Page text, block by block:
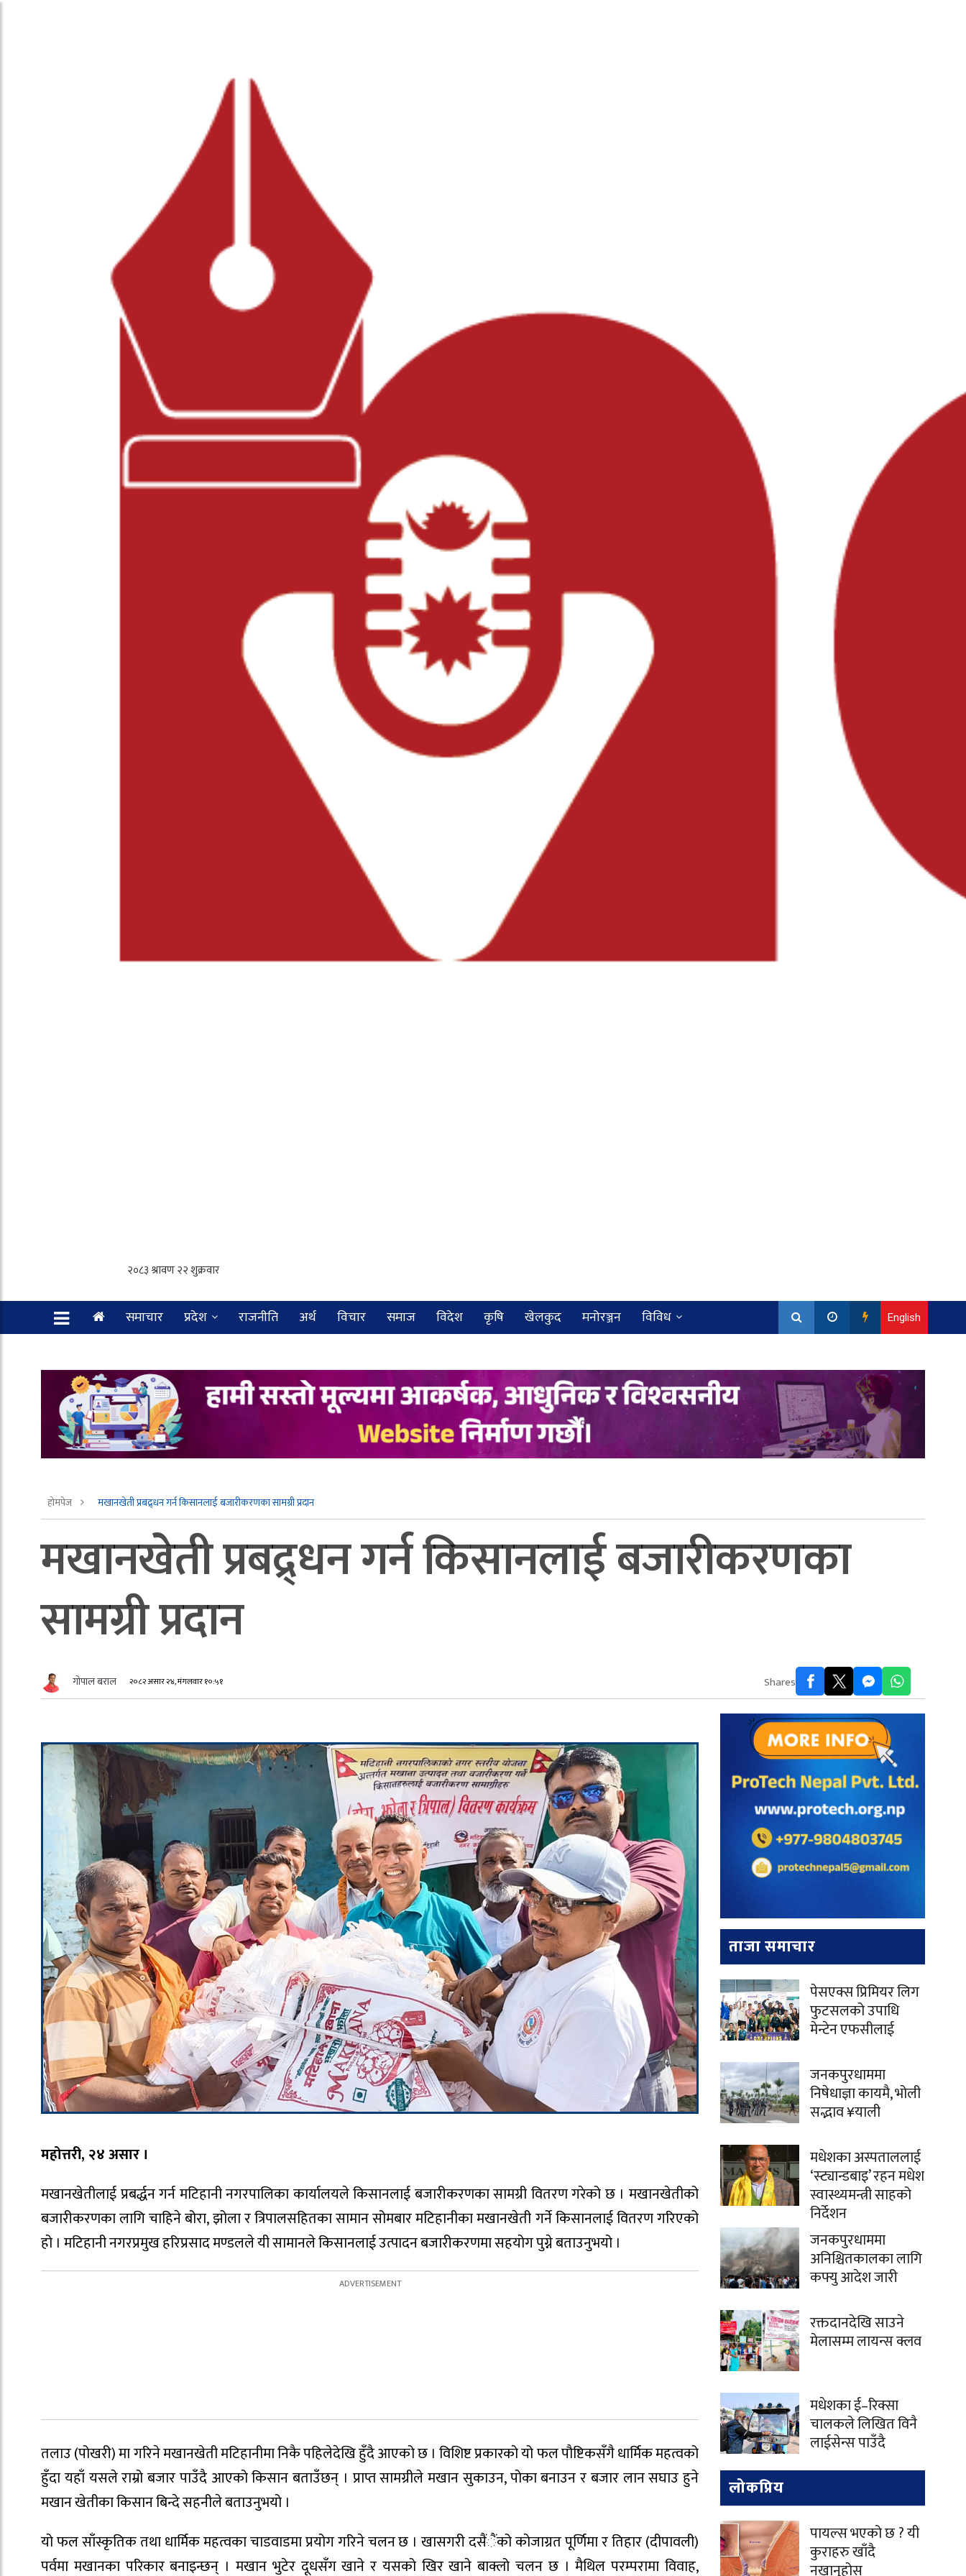
समाचार प्रदेश राजनीति अर्थ विचार समाज विदेश कृषि खेलकुद मनोरञ्जन विविध English
होमपेज मखानखेती प्रबद्र्धन गर्न किसानलाई बजारीकरणका सामग्री प्रदान
मखानखेती प्रबद्र्धन गर्न किसानलाई बजारीकरणका
सामग्री प्रदान
गोपाल बराल २०८२ असार २४, मंगलवार १०:५१ Shares
महोत्तरी, २४ असार ।
मखानखेतीलाई प्रबर्द्धन गर्न मटिहानी नगरपालिका कार्यालयले किसानलाई बजारीकरणका सामग्री वितरण गरेको छ । मखानखेतीको
बजारीकरणका लागि चाहिने बोरा, झोला र त्रिपालसहितका सामान सोमबार मटिहानीका मखानखेती गर्ने किसानलाई वितरण गरिएको
हो । मटिहानी नगरप्रमुख हरिप्रसाद मण्डलले यी सामानले किसानलाई उत्पादन बजारीकरणमा सहयोग पुग्ने बताउनुभयो ।
तलाउ (पोखरी) मा गरिने मखानखेती मटिहानीमा निकै पहिलेदेखि हुँदै आएको छ । विशिष्ट प्रकारको यो फल पौष्टिकसँगै धार्मिक महत्वको
हुँदा यहाँ यसले राम्रो बजार पाउँदै आएको किसान बताउँछन् । प्राप्त सामग्रीले मखान सुकाउन, पोका बनाउन र बजार लान सघाउ हुने
मखान खेतीका किसान बिन्दे सहनीले बताउनुभयो ।
यो फल साँस्कृतिक तथा धार्मिक महत्वका चाडवाडमा प्रयोग गरिने चलन छ । खासगरी दसैंैंको कोजाग्रत पूर्णिमा र तिहार (दीपावली)
पर्वमा मखानका परिकार बनाइन्छन् । मखान भुटेर दूधसँग खाने र यसको खिर खाने बाक्लो चलन छ । मैथिल परम्परामा विवाह,
ताजा समाचार
पेसएक्स प्रिमियर लिग
फुटसलको उपाधि
मेन्टेन एफसीलाई
जनकपुरधाममा
निषेधाज्ञा कायमै, भोली
सद्भाव ¥याली
मधेशका अस्पताललाई
‘स्ट्यान्डबाइ’ रहन मधेश
स्वास्थ्यमन्त्री साहको
निर्देशन
जनकपुरधाममा
अनिश्चितकालका लागि
कफ्यु आदेश जारी
रक्तदानदेखि साउने
मेलासम्म लायन्स क्लव
मधेशका ई–रिक्सा
चालकले लिखित विनै
लाईसेन्स पाउँदै
लोकप्रिय
पायल्स भएको छ ? यी
कुराहरु खाँदै
नखानुहोस्